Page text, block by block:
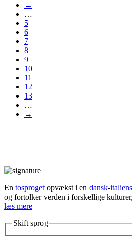
←
…
5
6
7
8
9
10
11
12
13
…
→
En tosproget opvækst i en dansk-
og fortolker verden i forskellige
læs mere
Skift sprog